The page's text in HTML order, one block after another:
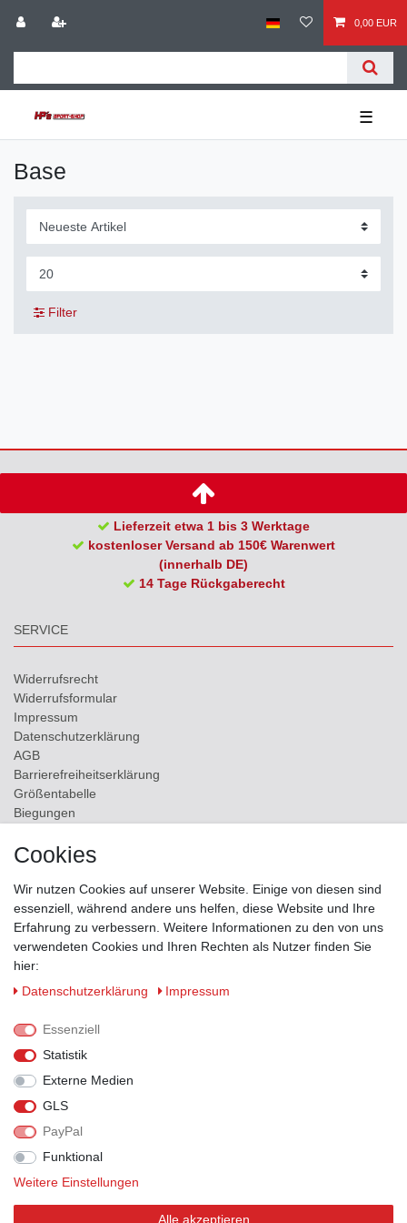
0,00 EUR
☰
Base
Filter
Lieferzeit etwa 1 bis 3 Werktage
kostenloser Versand ab 150€ Warenwert
(innerhalb DE)
14 Tage Rückgaberecht
SERVICE
Widerrufs­recht
Widerrufs­formular
Impressum
Daten­schutz­erklärung
AGB
Barrierefreiheitserklärung
Größentabelle
Biegungen
Kontakt
ZAHLUNGSMÖGLICHKEITEN
VERSANDPARTNER
Cookies
Wir nutzen Cookies auf unserer Website. Einige von diesen sind
essenziell, während andere uns helfen, diese Website und Ihre
Erfahrung zu verbessern. Weitere Informationen zu den von uns
verwendeten Cookies und Ihren Rechten als Nutzer finden Sie
hier:
Daten­schutz­erklärung
Impressum
Essenziell
Statistik
Externe Medien
GLS
PayPal
Funktional
Weitere Einstellungen
Alle akzeptieren